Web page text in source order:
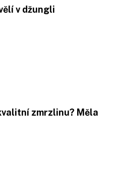
v džungli
zmrzlinu? Měla